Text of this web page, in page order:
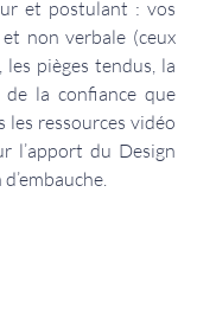
et postulant : vos
non verbale (ceux
pièges tendus, la
de la confiance que
les ressources vidéo
l’apport du Design